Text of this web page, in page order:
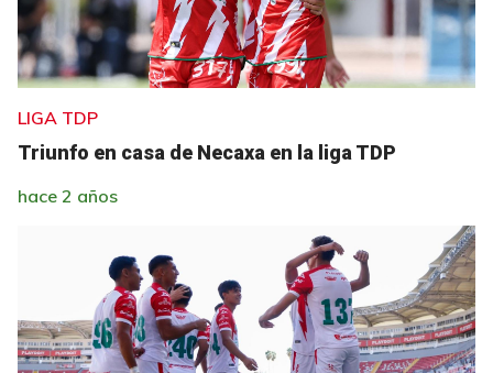
LIGA TDP
Triunfo en casa de Necaxa en la liga TDP
hace 2 años